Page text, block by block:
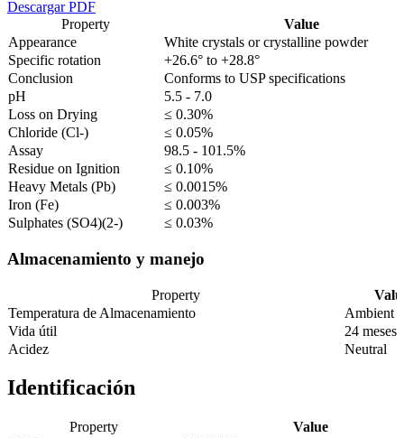
Descargar PDF
Property
Value
Appearance
White crystals or crystalline powder
Specific rotation
+26.6° to +28.8°
Conclusion
Conforms to USP specifications
pH
5.5 - 7.0
Loss on Drying
≤ 0.30%
Chloride (Cl-)
≤ 0.05%
Assay
98.5 - 101.5%
Residue on Ignition
≤ 0.10%
Heavy Metals (Pb)
≤ 0.0015%
Iron (Fe)
≤ 0.003%
Sulphates (SO4)(2-)
≤ 0.03%
Almacenamiento y manejo
Property
Temperatura de Almacenamiento
Ambient
Vida útil
24 meses
Acidez
Neutral
Identificación
Property
Value